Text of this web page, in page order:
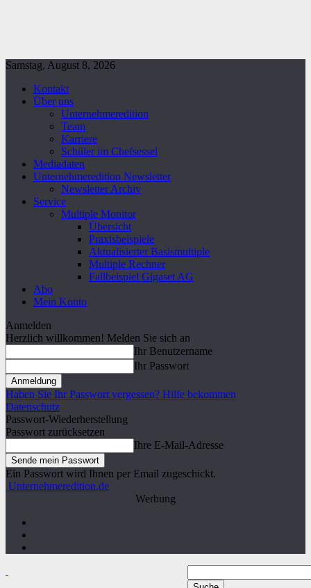
Samstag, August 8, 2026
Kontakt
Über uns
Unternehmeredition
Team
Karriere
Schüler im Chefsessel
Mediadaten
Unternehmeredition Newsletter
Newsletter Archiv
Service
Multiple Monitor
Übersicht
Praxisbeispiele
Aktualisierter Basismultiple
Multiple Rechner
Fallbeispiel Gigaset AG
Abo
Mein Konto
Anmelden
Herzlich willkommen! Melden Sie sich an
Ihr Benutzername
Ihr Passwort
Haben Sie Ihr Passwort vergessen? Hilfe bekommen
Datenschutz
Passwort-Wiederherstellung
Passwort zurücksetzen
Ihre E-Mail-Adresse
Ein Passwort wird Ihnen per Email zugeschickt.
Unternehmeredition.de
Werbung